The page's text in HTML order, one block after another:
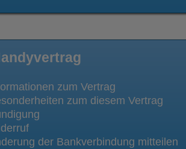
zum Vertrag
zum diesem Vertrag
der Bankverbindung mitteilen